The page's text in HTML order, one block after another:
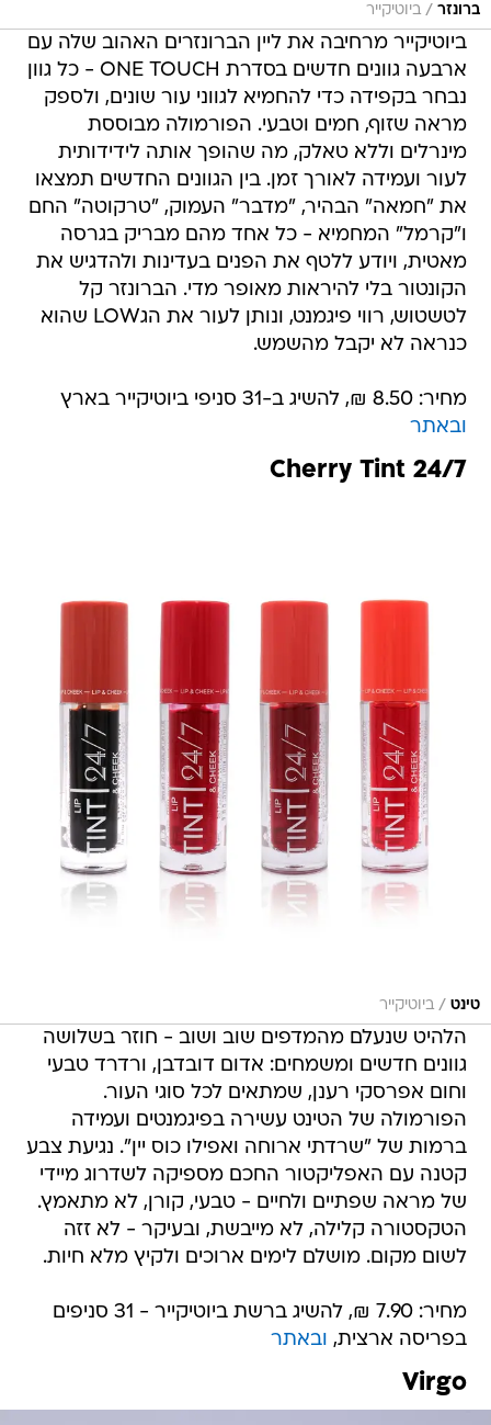
ברונזר / ביוטיקייר
ביוטיקייר מרחיבה את ליין הברונזרים האהוב שלה עם
ארבעה גוונים חדשים בסדרת ONE TOUCH - כל גוון
נבחר בקפידה כדי להחמיא לגווני עור שונים, ולספק
מראה שזוף, חמים וטבעי. הפורמולה מבוססת
מינרלים וללא טאלק, מה שהופך אותה לידידותית
לעור ועמידה לאורך זמן. בין הגוונים החדשים תמצאו
את "חמאה" הבהיר, "מדבר" העמוק, "טרקוטה" החם
ו"קרמל" המחמיא - כל אחד מהם מבריק בגרסה
מאטית, ויודע ללטף את הפנים בעדינות ולהדגיש את
הקונטור בלי להיראות מאופר מדי. הברונזר קל
לטשטוש, רווי פיגמנט, ונותן לעור את הגLOW שהוא
כנראה לא יקבל מהשמש.
מחיר: 8.50 ₪, להשיג ב-31 סניפי ביוטיקייר בארץ
ובאתר
24/7 Cherry Tint
טינט / ביוטיקייר
הלהיט שנעלם מהמדפים שוב ושוב - חוזר בשלושה
גוונים חדשים ומשמחים: אדום דובדבן, ורדרד טבעי
וחום אפרסקי רענן, שמתאים לכל סוגי העור.
הפורמולה של הטינט עשירה בפיגמנטים ועמידה
ברמות של "שרדתי ארוחה ואפילו כוס יין". נגיעת צבע
קטנה עם האפליקטור החכם מספיקה לשדרוג מיידי
של מראה שפתיים ולחיים - טבעי, קורן, לא מתאמץ.
הטקסטורה קלילה, לא מייבשת, ובעיקר - לא זזה
לשום מקום. מושלם לימים ארוכים ולקיץ מלא חיות.
מחיר: 7.90 ₪, להשיג ברשת ביוטיקייר - 31 סניפים
בפריסה ארצית, ובאתר
Virgo